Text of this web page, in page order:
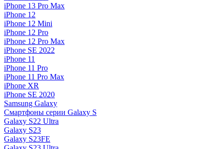
iPhone 13 Pro Max
iPhone 12
iPhone 12 Mini
iPhone 12 Pro
iPhone 12 Pro Max
iPhone SE 2022
iPhone 11
iPhone 11 Pro
iPhone 11 Pro Max
iPhone XR
iPhone SE 2020
Samsung Galaxy
Смартфоны серии Galaxy S
Galaxy S22 Ultra
Galaxy S23
Galaxy S23FE